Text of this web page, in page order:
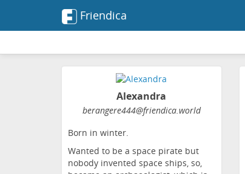
Friendica
Alexandra
berangere444@friendica.world
Born in winter.
Wanted to be a space pirate but
nobody invented space ships, so,